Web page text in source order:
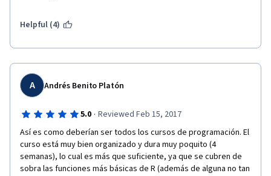
Helpful (4)
A Andrés Benito Platón
5.0 · Reviewed Feb 15, 2017
Así es como deberían ser todos los cursos de programación. El
curso está muy bien organizado y dura muy poquito (4
semanas), lo cual es más que suficiente, ya que se cubren de
sobra las funciones más básicas de R (además de alguna no tan